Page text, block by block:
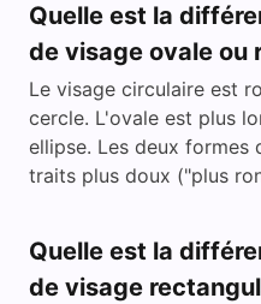
Quelle est la
de visage ovale ou
Le visage circulaire est
cercle. L'ovale est plus
ellipse. Les deux formes
traits plus doux ("plus
Quelle est la
de visage